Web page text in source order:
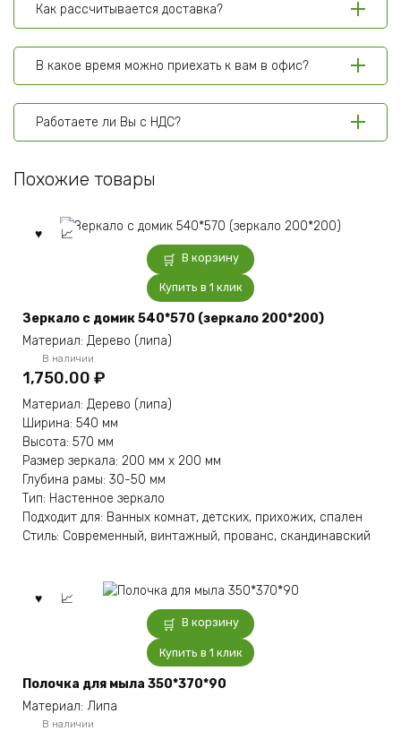
Как рассчитывается доставка?
В какое время можно приехать к вам в офис?
Работаете ли Вы с НДС?
Похожие товары
В корзину
Купить в 1 клик
Зеркало с домик 540*570 (зеркало 200*200)
Материал: Дерево (липa)
В наличии
1,750.00 ₽
Материал: Дерево (липa)
Ширина: 540 мм
Высота: 570 мм
Размер зеркала: 200 мм x 200 мм
Глубина рамы: 30-50 мм
Тип: Настенное зеркало
Подходит для: Ванных комнат, детских, прихожих, спален
Стиль: Современный, винтажный, прованс, скандинавский
В корзину
Купить в 1 клик
Полочка для мыла 350*370*90
Материал: Липа
В наличии